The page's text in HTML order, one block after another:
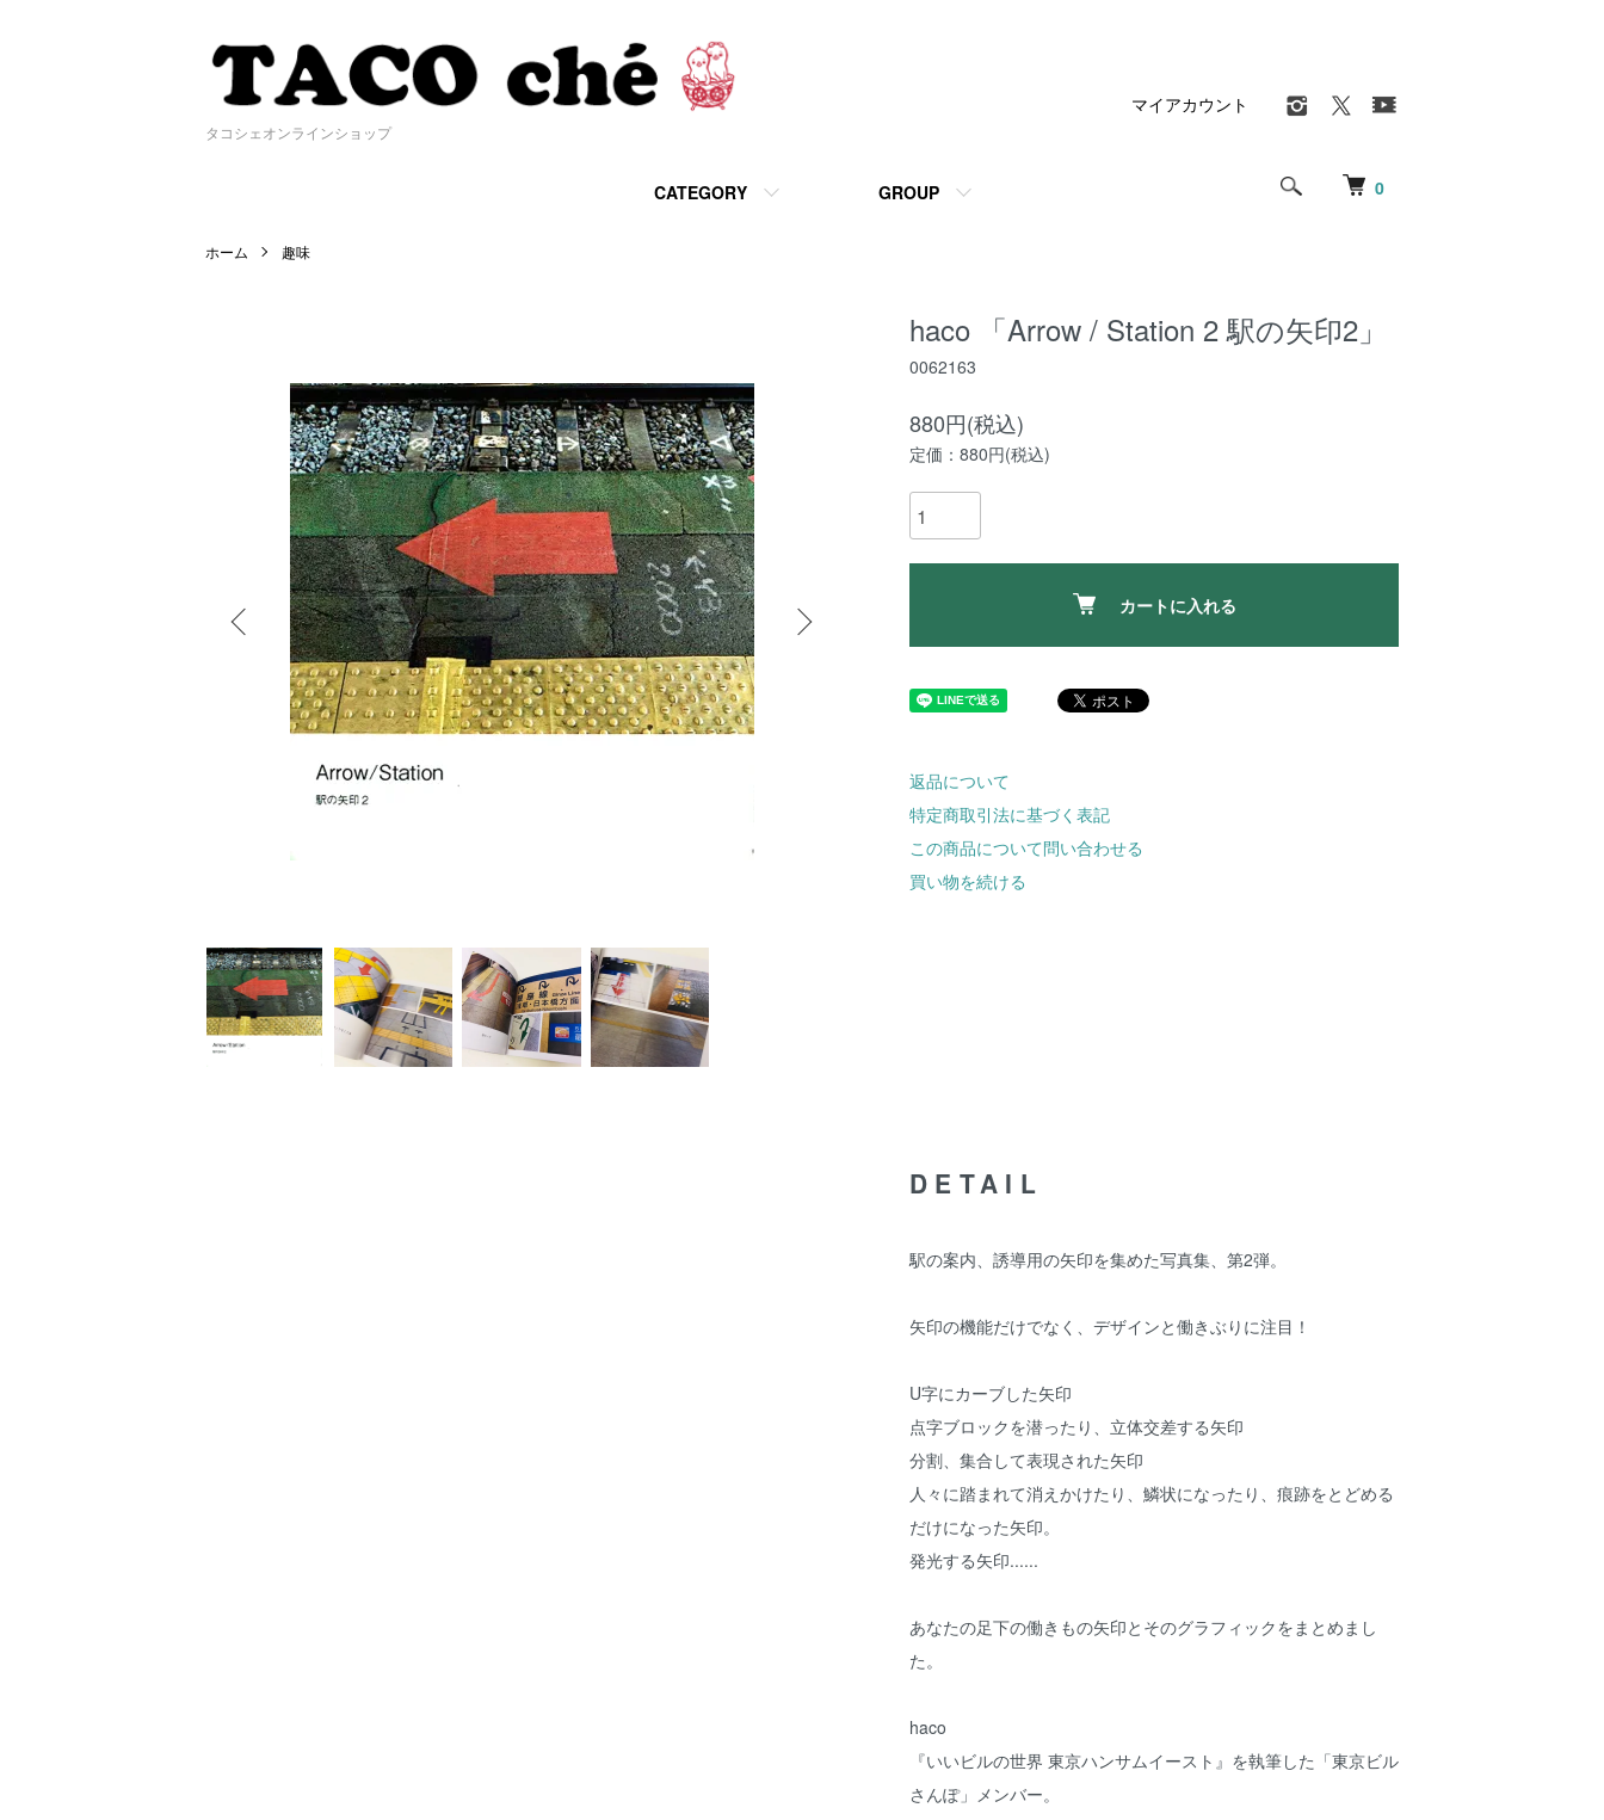
タコシェオンラインショップ
0
CATEGORY GROUP
マイアカウント
ホーム 趣味
haco 「Arrow / Station 2 駅の矢印2」
0062163
880円(税込)
定価：880円(税込)
カートに入れる
返品について
特定商取引法に基づく表記
この商品について問い合わせる
買い物を続ける
DETAIL
駅の案内、誘導用の矢印を集めた写真集、第2弾。
矢印の機能だけでなく、デザインと働きぶりに注目！
U字にカーブした矢印
点字ブロックを潜ったり、立体交差する矢印
分割、集合して表現された矢印
人々に踏まれて消えかけたり、鱗状になったり、痕跡をとどめる
だけになった矢印。
発光する矢印......
あなたの足下の働きもの矢印とそのグラフィックをまとめまし
た。
haco
『いいビルの世界 東京ハンサムイースト』を執筆した「東京ビル
さんぽ」メンバー。